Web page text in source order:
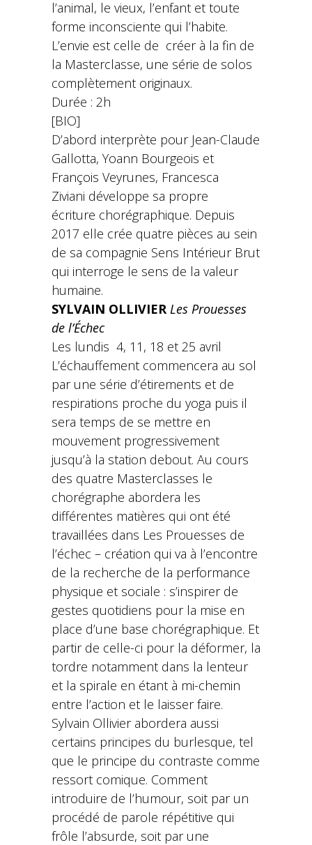
l’animal, le vieux, l’enfant et toute
forme inconsciente qui l’habite.
L’envie est celle de créer à la fin de
la Masterclasse, une série de solos
complètement originaux.
Durée : 2h
[BIO]
D’abord interprète pour Jean-Claude
Gallotta, Yoann Bourgeois et
François Veyrunes, Francesca
Ziviani développe sa propre
écriture chorégraphique. Depuis
2017 elle crée quatre pièces au sein
de sa compagnie Sens Intérieur Brut
qui interroge le sens de la valeur
humaine.
SYLVAIN OLLIVIER Les Prouesses
de l’Échec
Les lundis 4, 11, 18 et 25 avril
L’échauffement commencera au sol
par une série d’étirements et de
respirations proche du yoga puis il
sera temps de se mettre en
mouvement progressivement
jusqu’à la station debout. Au cours
des quatre Masterclasses le
chorégraphe abordera les
différentes matières qui ont été
travaillées dans Les Prouesses de
l’échec – création qui va à l’encontre
de la recherche de la performance
physique et sociale : s’inspirer de
gestes quotidiens pour la mise en
place d’une base chorégraphique. Et
partir de celle-ci pour la déformer, la
tordre notamment dans la lenteur
et la spirale en étant à mi-chemin
entre l’action et le laisser faire.
Sylvain Ollivier abordera aussi
certains principes du burlesque, tel
que le principe du contraste comme
ressort comique. Comment
introduire de l’humour, soit par un
procédé de parole répétitive qui
frôle l’absurde, soit par une